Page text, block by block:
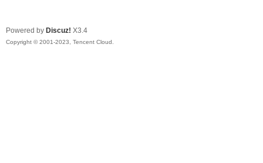
Powered by Discuz! X3.4
Copyright © 2001-2023, Tencent Cloud.